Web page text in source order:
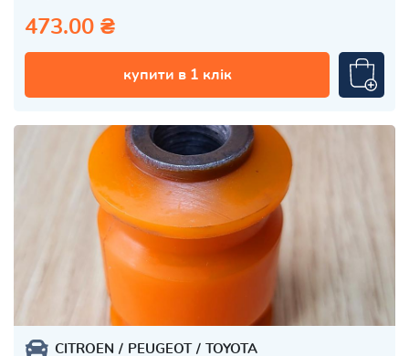
473.00 ₴
купити в 1 клік
CITROEN PEUGEOT TOYOTA